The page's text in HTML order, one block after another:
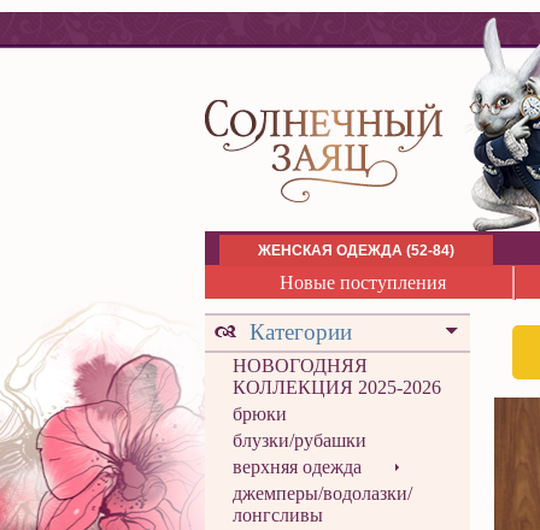
ЖЕНСКАЯ ОДЕЖДА (52-84)
Новые поступления
Категории
НОВОГОДНЯЯ
КОЛЛЕКЦИЯ 2025-2026
брюки
блузки/рубашки
верхняя одежда
джемперы/водолазки/
лонгсливы